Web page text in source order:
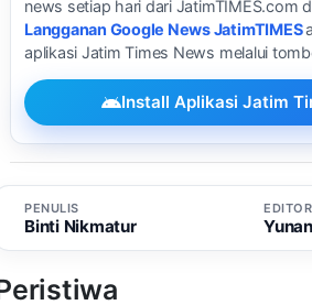
news setiap hari dari JatimTIMES.com
Langganan Google News JatimTIMES
aplikasi Jatim Times News melalui
Install Aplikasi Jatim
PENULIS
Binti Nikmatur
EDITOR